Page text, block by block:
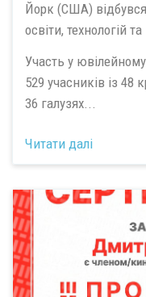
Йорк (США) відбувся
освіти, технологій
Участь у
529 учасників із 48
36 галузях...
Читати далі